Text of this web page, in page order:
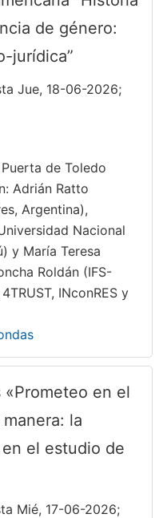
de género:
jurídica”
Jue, 18-06-2026;
Puerta de Toledo
Adrián Ratto
Argentina),
Nacional
y María Teresa
Roldán (IFS-
INconRES y
en el
la
el estudio de
Mié, 17-06-2026;